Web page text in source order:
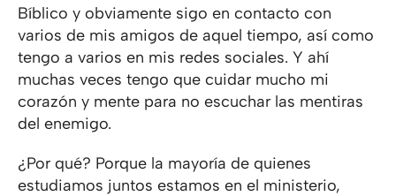
Bíblico y obviamente sigo en contacto con
varios de mis amigos de aquel tiempo, así como
tengo a varios en mis redes sociales. Y ahí
muchas veces tengo que cuidar mucho mi
corazón y mente para no escuchar las mentiras
del enemigo.
¿Por qué? Porque la mayoría de quienes
estudiamos juntos estamos en el ministerio,